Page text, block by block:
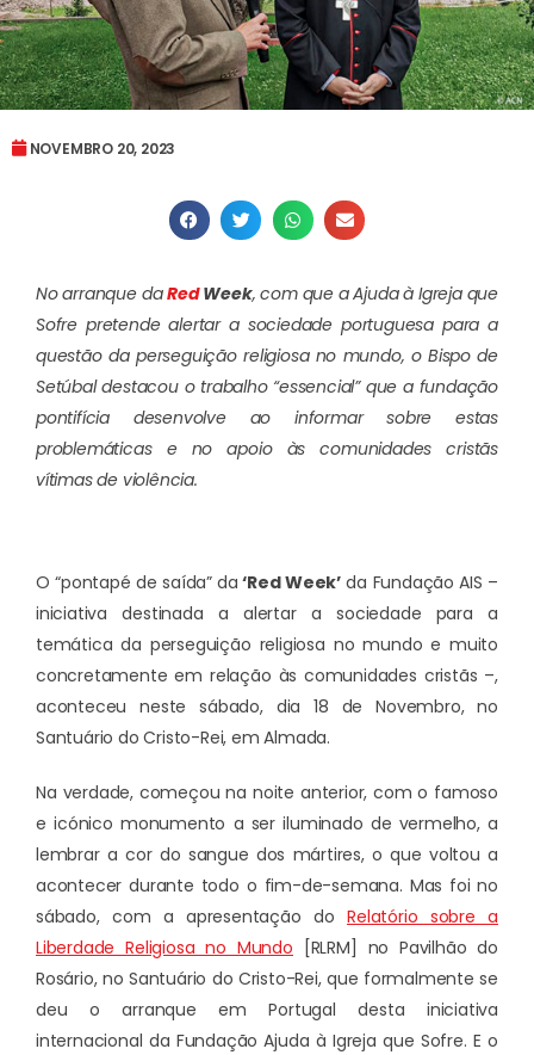
NOVEMBRO 20, 2023
No arranque daRedWeek, com que a Ajuda à Igreja que
Sofre pretende alertar a sociedade portuguesa para a
questão da perseguição religiosa no mundo, o Bispo de
Setúbal destacou o trabalho “essencial” que a fundação
pontifícia desenvolve ao informar sobre estas
problemáticas e no apoio às comunidades cristãs
vítimas de violência.
O “pontapé de saída” da ‘Red Week’ da Fundação AIS –
iniciativa destinada a alertar a sociedade para a
temática da perseguição religiosa no mundo e muito
concretamente em relação às comunidades cristãs –,
aconteceu neste sábado, dia 18 de Novembro, no
Santuário do Cristo-Rei, em Almada.
Na verdade, começou na noite anterior, com o famoso
e icónico monumento a ser iluminado de vermelho, a
lembrar a cor do sangue dos mártires, o que voltou a
acontecer durante todo o fim-de-semana. Mas foi no
sábado, com a apresentação doRelatório sobre a
Liberdade Religiosa no Mundo [RLRM] no Pavilhão do
Rosário, no Santuário do Cristo-Rei, que formalmente se
deu o arranque em Portugal desta iniciativa
internacional da Fundação Ajuda à Igreja que Sofre. E o